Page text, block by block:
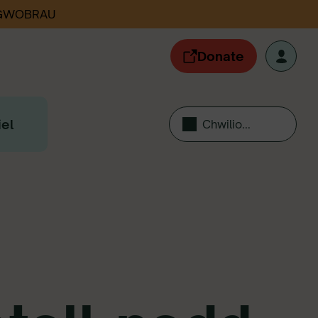
Donate
Chwilio...